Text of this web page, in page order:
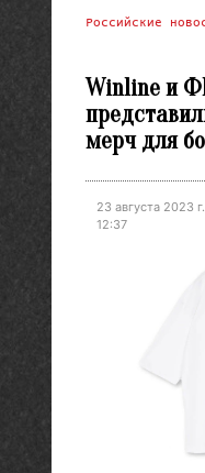
Российские
Winline и
мерч для
23 августа 2023 г.
12:37